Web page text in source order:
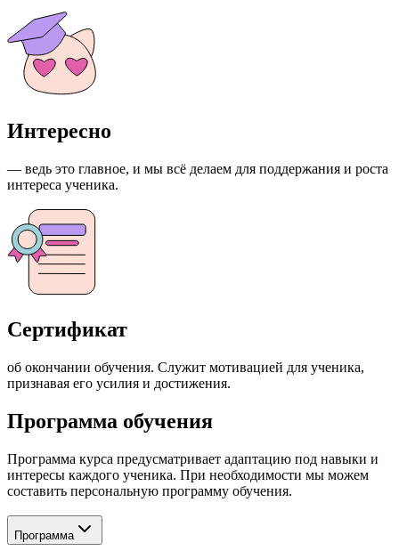
Интересно
— ведь это главное, и мы всё делаем для поддержания и роста
интереса ученика.
Сертификат
об окончании обучения. Служит мотивацией для ученика,
признавая его усилия и достижения.
Программа обучения
Программа курса предусматривает адаптацию под навыки и
интересы каждого ученика. При необходимости мы можем
составить персональную программу обучения.
Программа